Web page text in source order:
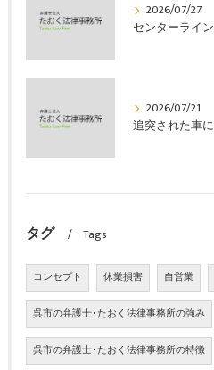
2026/07/27
2026/07/21
タグ Tags
コンセプト 休業損害 自営業
呉市の弁護士･たおく法律事務所の強み
呉市の弁護士･たおく法律事務所の特徴